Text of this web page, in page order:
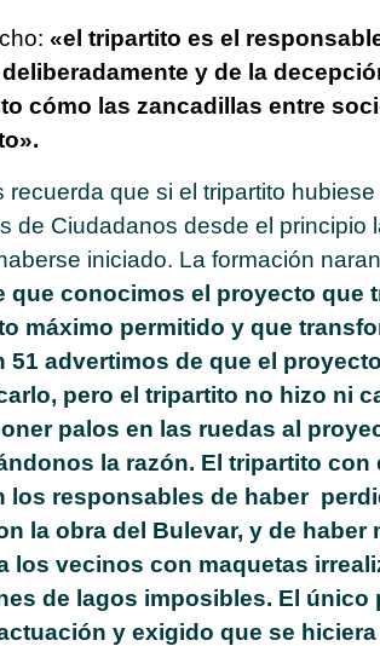
«el tripartito es el
y de la
cómo las zancadillas entre
recuerda que si el tripartito
de Ciudadanos desde el principio
iniciado. La formación
que conocimos el proyecto que
máximo permitido y que
51 advertimos de que el
pero el tripartito no hizo ni
palos en las ruedas al
la razón. El tripartito con
los responsables de haber
la obra del Bulevar, y de haber
los vecinos con maquetas
de lagos imposibles. El único
y exigido que se